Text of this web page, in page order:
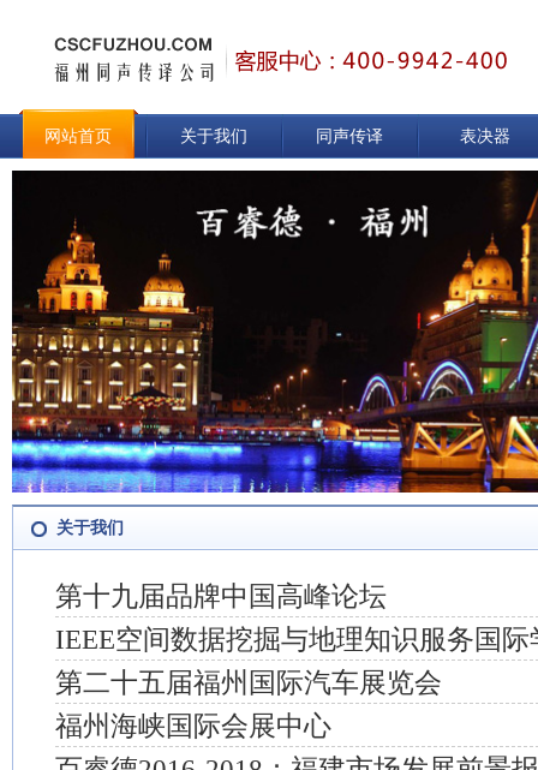
网站首页 关于我们 同声传译 表决器
关于我们
第十九届品牌中国高峰论坛
IEEE空间数据挖掘与地理知识服务国际
第二十五届福州国际汽车展览会
福州海峡国际会展中心